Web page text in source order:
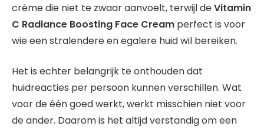
crème die niet te zwaar aanvoelt, terwijl deVitamin
C Radiance Boosting Face Cream perfect is voor
wie een stralendere en egalere huid wil bereiken.
Het is echter belangrijk te onthouden dat
huidreacties per persoon kunnen verschillen. Wat
voor de één goed werkt, werkt misschien niet voor
de ander. Daarom is het altijd verstandig om een